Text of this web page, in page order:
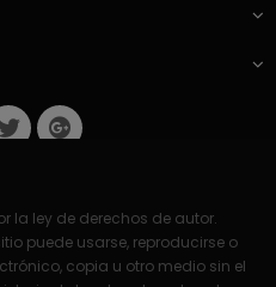
la ley de derechos de autor.
puede usarse, reproducirse o
copia u otro medio sin el